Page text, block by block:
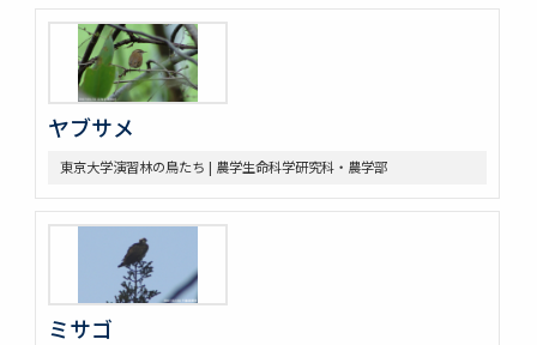
ヤブサメ
東京大学演習林の鳥たち | 農学生命科学研究科・農学部
ミサゴ